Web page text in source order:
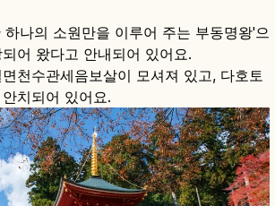
나의 소원만을 이루어 주는 부동명왕'으
어 왔다고 안내되어 있어요.
천수관세음보살이 모셔져 있고, 다호토
치되어 있어요.